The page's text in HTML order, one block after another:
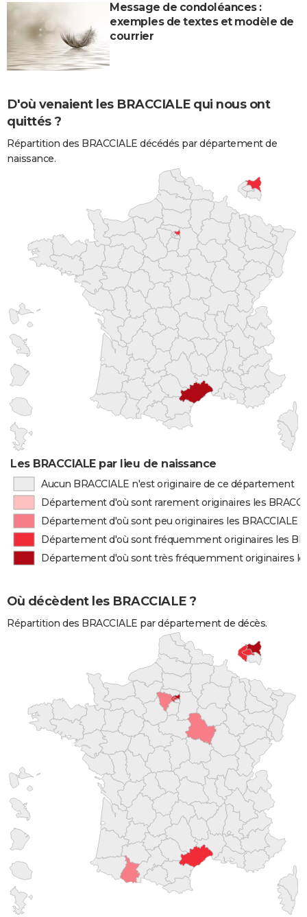
Message de condoléances :
exemples de textes et modèle de
courrier
D'où venaient les BRACCIALE qui nous ont
quittés ?
Répartition des BRACCIALE décédés par département de
naissance.
Les BRACCIALE par lieu de naissance
Aucun BRACCIALE n'est originaire de ce département
Département d'où sont rarement originaires les
Département d'où sont peu originaires les BRACCIALE
Département d'où sont fréquemment originaires les
Département d'où sont très fréquemment originaires
Où décèdent les BRACCIALE ?
Répartition des BRACCIALE par département de décès.